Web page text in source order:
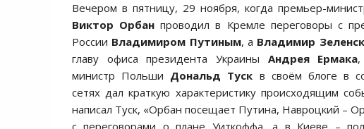
Вечером в пятницу, 29 ноября, когда премьер-
Виктор Орбан проводил в Кремле переговоры с
России Владимиром Путиным, а Владимир
главу офиса президента Украины Андрея Ермака,
министр Польши Дональд Туск в своём блоге в
сетях дал краткую характеристику происходящим
написал Туск, «Орбан посещает Путина, Навроцкий –
с переговорами о плане Уиткоффа, а в Киеве –